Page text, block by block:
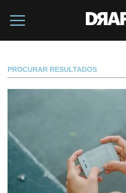
PROCURAR RESULTADOS